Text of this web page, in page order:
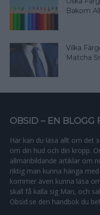
Bakom
Vilka
Matcha
OBSID – EN BLOGG
Här kan du läsa allt om det
om din hud och din kropp.
allmänbildande artiklar om
riktig man kunna hänga
kommer även kunna läsa
skall få kalla sig Man, och
Obsid.se den handbok du